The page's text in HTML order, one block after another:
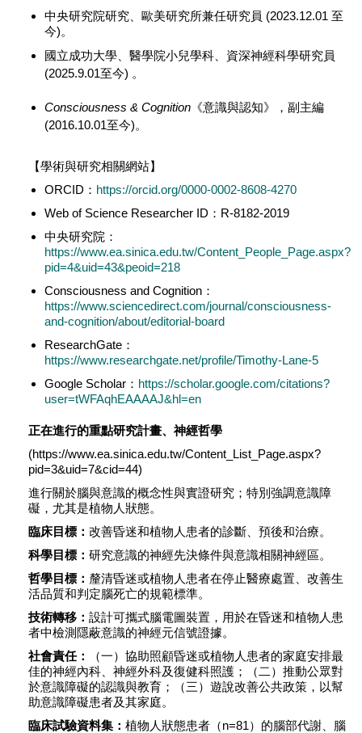
中央研究院研究、歐美研究所兼任研究員 (2023.12.01 至
今)。
國立成功大學、醫學院小兒學科、資深神經科學研究員
(2025.9.01至今) 。
Consciousness & Cognition《意識與認知》，副主編
(2016.10.01至今)。
【學術與研究相關網站】
ORCID： https://orcid.org/0000-0002-8608-4270
Web of Science Researcher ID：R-8182-2019
中央研究院：
https://www.ea.sinica.edu.tw/Content_People_Page.aspx?
pid=4&uid=43&peoid=218
Consciousness and Cognition：
https://www.sciencedirect.com/journal/consciousness-
and-cognition/about/editorial-board
ResearchGate：
https://www.researchgate.net/profile/Timothy-Lane-5
Google Scholar： https://scholar.google.com/citations?
user=tWFAqhEAAAAJ&hl=en
正在進行的重點研究計畫、神經哲學
(https://www.ea.sinica.edu.tw/Content_List_Page.aspx?
pid=3&uid=7&cid=44)
進行關於腦與意識的概念性與實證研究；特別強調意識障
礙，尤其是植物人狀態。
臨床目標： 改善昏迷和植物人患者的診斷、預後和治療。
科學目標： 研究意識的神經先決條件與意識相關神經區。
哲學目標： 釐清昏迷或植物人患者在停止醫療處置、改善生
活品質和判定腦死亡的規範標準。
技術轉移： 設計可攜式腦電圖裝置，用於在昏迷和植物人患
者中檢測隱蔽意識的神經元信號證據。
社會責任：
（一）協助照顧昏迷或植物人患者的家庭安排最
佳的神經內科、神經外科及復健科照護；（二）推動公眾對
於意識障礙的認識與教育；（三）遊說改善公共政策，以幫
助意識障礙患者及其家庭。
臨床試驗資料集： 植物人狀態患者（n=81）的腦部代謝、腦